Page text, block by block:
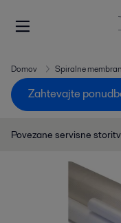
Domov Spiralne
Zahtevajte
Povezane servisne